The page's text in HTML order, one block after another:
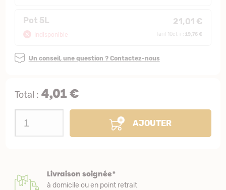
Pot 5L 21,01 €
Indisponible Tarif 10et + :19,76 €
Un conseil, une question ? Contactez-nous
Total : 4,01 €
AJOUTER
Livraison soignée*
à domicile ou en point retrait